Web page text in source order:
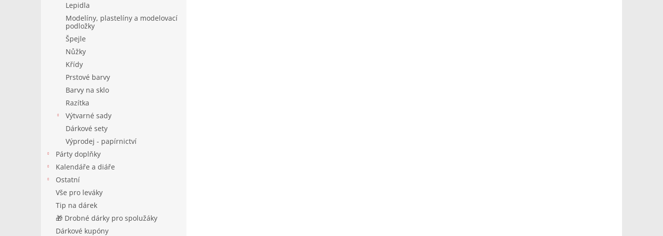
Lepidla
Modelíny, plastelíny a modelovací
podložky
Špejle
Nůžky
Křídy
Prstové barvy
Barvy na sklo
Razítka
Výtvarné sady
Dárkové sety
Výprodej - papírnictví
Párty doplňky
Kalendáře a diáře
Ostatní
Vše pro leváky
Tip na dárek
🎁 Drobné dárky pro spolužáky
Dárkové kupóny